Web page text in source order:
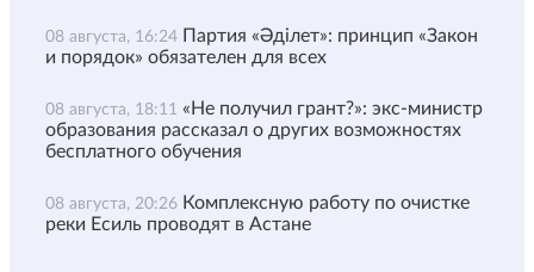
08 августа, 16:24 Партия «Әділет»: принцип «Закон
и порядок» обязателен для всех
08 августа, 18:11 «Не получил грант?»: экс-министр
образования рассказал о других возможностях
бесплатного обучения
08 августа, 20:26 Комплексную работу по очистке
реки Есиль проводят в Астане